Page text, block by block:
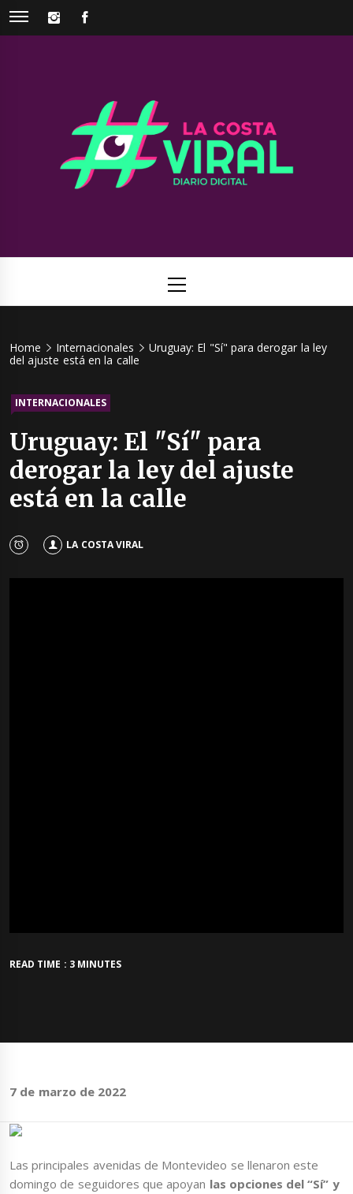
Skip
INSTAGRAM
Viral
Menu
Home Internacionales
Uruguay: El "Sí" para derogar la ley
del ajuste está en la calle
INTERNACIONALES
Uruguay: El "Sí" para
derogar la ley del ajuste
está en la calle
LA COSTA VIRAL
READ TIME : 3 MINUTES
7 de marzo de 2022
Las principales avenidas de Montevideo se llenaron este
domingo de seguidores que apoyan las opciones del “Sí” y